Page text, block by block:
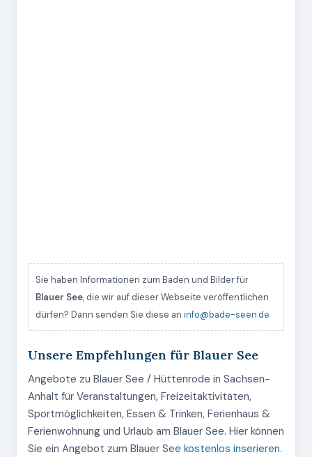
Sie haben Informationen zum Baden und Bilder für
Blauer See, die wir auf dieser Webseite veröffentlichen
dürfen? Dann senden Sie diese an info@bade-seen.de
Unsere Empfehlungen für Blauer See
Angebote zu Blauer See / Hüttenrode in Sachsen-
Anhalt für Veranstaltungen, Freizeitaktivitäten,
Sportmöglichkeiten, Essen & Trinken, Ferienhaus &
Ferienwohnung und Urlaub am Blauer See. Hier können
Sie ein Angebot zum Blauer See kostenlos inserieren.